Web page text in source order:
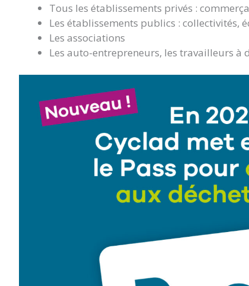
Tous les établissements privés :
Les établissements publics : collectivités,
Les associations
Les auto-entrepreneurs, les travailleurs à